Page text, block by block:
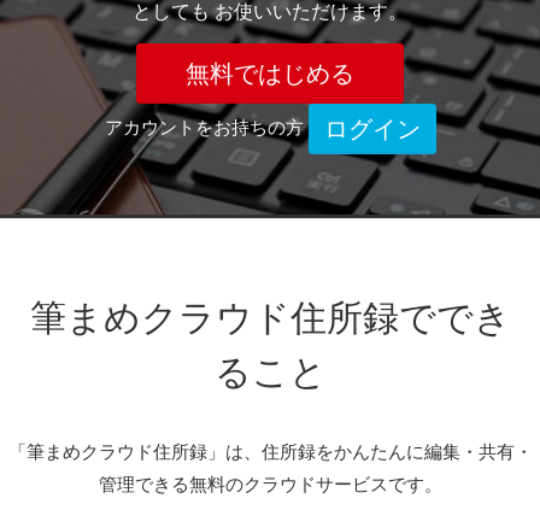
としても お使いいただけます。
無料ではじめる
アカウントをお持ちの方 ログイン
筆まめクラウド住所録ででき
ること
「筆まめクラウド住所録」は、住所録をかんたんに編集・共有・
管理できる無料のクラウドサービスです。